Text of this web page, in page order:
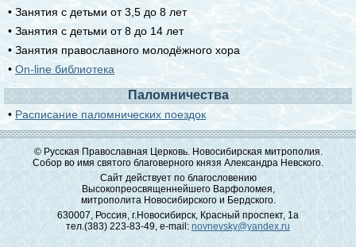
• Занятия с детьми от 3,5 до 8 лет
• Занятия с детьми от 8 до 14 лет
• Занятия православного молодёжного хора
• On-line библиотека
Паломничества
• Расписание паломнических поездок
© Русская Православная Церковь. Новосибирская митрополия.
Собор во имя святого благоверного князя Александра Невского.
Сайт действует по благословению
Высокопреосвященнейшего Варфоломея,
митрополита Новосибирского и Бердского.
630007, Россия, г.Новосибирск, Красный проспект, 1а
тел.(383) 223-83-49, e-mail: novnevsky@yandex.ru